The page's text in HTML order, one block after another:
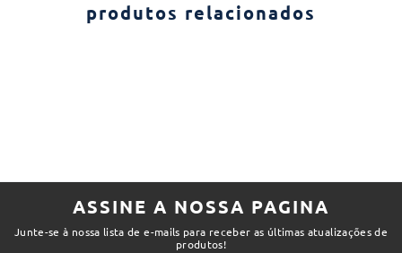
produtos relacionados
ASSINE A NOSSA PAGINA
Junte-se à nossa lista de e-mails para receber as últimas atualizações de
produtos!